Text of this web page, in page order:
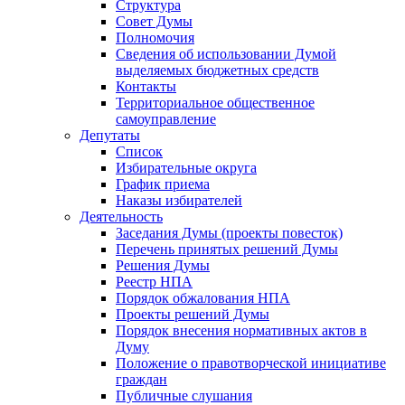
Структура
Совет Думы
Полномочия
Сведения об использовании Думой
выделяемых бюджетных средств
Контакты
Территориальное общественное
самоуправление
Депутаты
Список
Избирательные округа
График приема
Наказы избирателей
Деятельность
Заседания Думы (проекты повесток)
Перечень принятых решений Думы
Решения Думы
Реестр НПА
Порядок обжалования НПА
Проекты решений Думы
Порядок внесения нормативных актов в
Думу
Положение о правотворческой инициативе
граждан
Публичные слушания